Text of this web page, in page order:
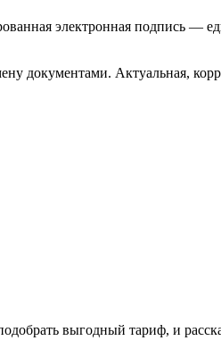
электронная подпись —
документами. Актуальная,
выгодный тариф, и